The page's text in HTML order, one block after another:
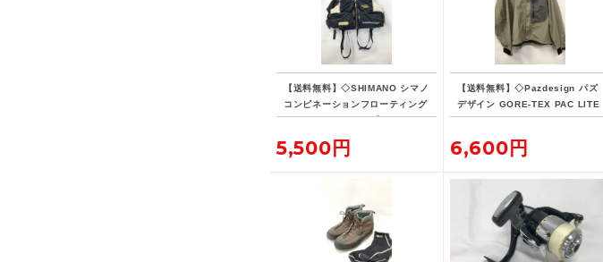
【送料無料】◇SHIMANO シマノ
コンビネーションフローティング
ベスト・リミテッドプロ VE-190
5,500円
【送料無料】◇Pazdesign パズ
デザイン GORE-TEX PAC LITE
フィッシングジャケット ZGR-10
6,600円